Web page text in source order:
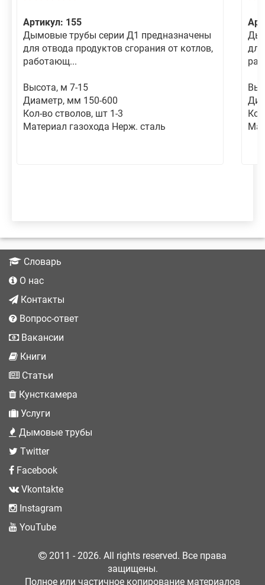
Артикул: 155
Дымовые трубы серии Д1 предназначены
для отвода продуктов сгорания от котлов,
работающ...
Высота, м 7-15
Диаметр, мм 150-600
Кол-во стволов, шт 1-3
Материал газохода Нерж. сталь
Словарь
О нас
Контакты
Вопрос-ответ
Вакансии
Книги
Статьи
Кунсткамера
Услуги
Дымовые трубы
Twitter
Facebook
Vkontakte
Instagram
YouTube
2011 - 2026. All rights reserved. Все права
защищены.
Полное или частичное копирование материалов